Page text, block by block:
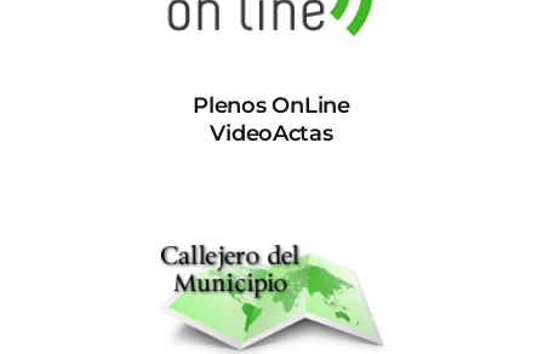
Plenos OnLine
VideoActas